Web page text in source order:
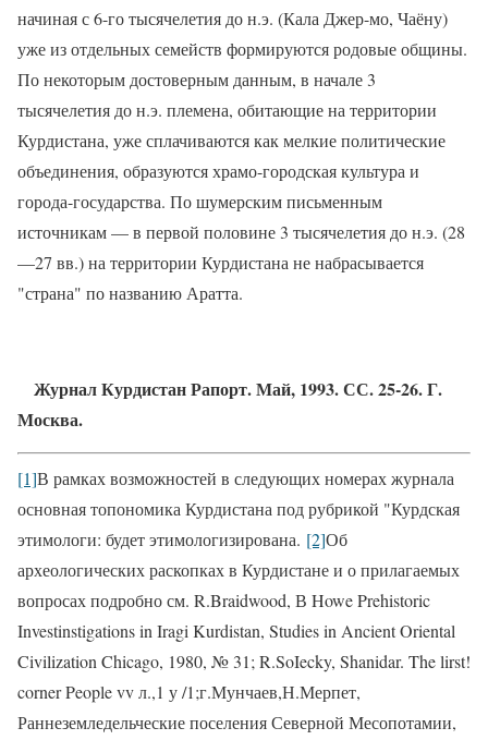
начиная с 6-го тысячелетия до н.э. (Кала Джер-мо, Чаёну)
уже из отдельных се­мейств формируются родовые общи­ны.
По некоторым достоверным дан­ным, в начале 3
тысячелетия до н.э. племена, обитающие на территории
Курдистана, уже сплачиваются какмелкие политические
объединения, образуются храмо-городская культу­ра и
города-государства. По шумер­ским письменным
источникам — в первой половине 3 тысячелетия до н.э. (28
—27 вв.) на территории Кур­дистана не набрасывается
"страна" по названию Аратта.
Журнал Курдистан Рапорт. Май, 1993. СС. 25-26. Г.
Москва.
[1]В рамках возможностей в следующих номерах журнала
основная топономика Курдистана под рубрикой "Курдская
этимологи: будет этимологизирована. [2]Об
археологических раскопках в Курдистане и о прилагаемых
вопросах подробно см. R.Braidwood, В Howe Prehistoric
Investinstigations in Iragi Kurdistan, Studies in Ancient Oriental
Civilization Chicago, 1980, № 31; R.SoIecky, Shanidar. The lirst!
corner People vvл.,1 у/1;г.Мунчаев,Н.Мерпет,
РаннеземледельческиепоселенияСеверной Месопотамии,